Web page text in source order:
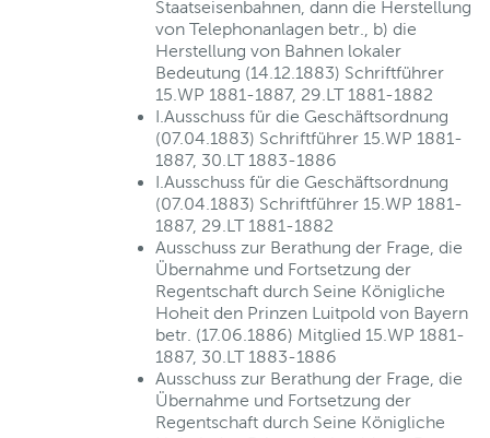
Staatseisenbahnen, dann die Herstellung
von Telephonanlagen betr., b) die
Herstellung von Bahnen lokaler
Bedeutung (14.12.1883) Schriftführer
15.WP 1881-1887, 29.LT 1881-1882
I.Ausschuss für die Geschäftsordnung
(07.04.1883) Schriftführer 15.WP 1881-
1887, 30.LT 1883-1886
I.Ausschuss für die Geschäftsordnung
(07.04.1883) Schriftführer 15.WP 1881-
1887, 29.LT 1881-1882
Ausschuss zur Berathung der Frage, die
Übernahme und Fortsetzung der
Regentschaft durch Seine Königliche
Hoheit den Prinzen Luitpold von Bayern
betr. (17.06.1886) Mitglied 15.WP 1881-
1887, 30.LT 1883-1886
Ausschuss zur Berathung der Frage, die
Übernahme und Fortsetzung der
Regentschaft durch Seine Königliche